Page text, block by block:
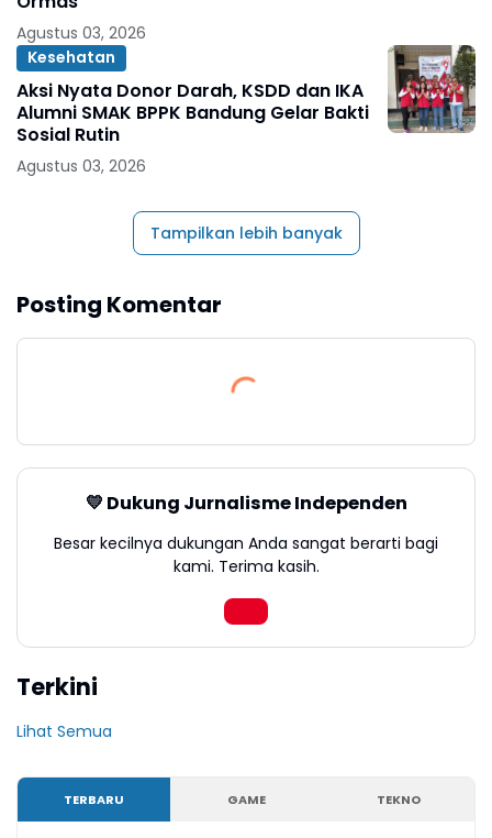
Agustus 03, 2026
Kesehatan
Aksi Nyata Donor Darah, KSDD dan IKA
Alumni SMAK BPPK Bandung Gelar Bakti
Sosial Rutin
Agustus 03, 2026
Tampilkan lebih banyak
Posting Komentar
💛 Dukung Jurnalisme Independen
Besar kecilnya dukungan Anda sangat berarti bagi
kami. Terima kasih.
Terkini
Lihat Semua
TERBARU GAME TEKNO